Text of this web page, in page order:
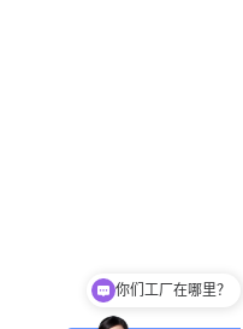
你们工厂在哪里？